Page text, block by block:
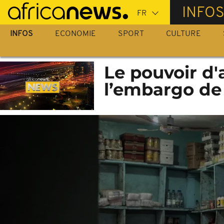
Passer
au
contenu
INFOS
INFOS ECONOMIE SPORT CULTURE
Le pouvoir
l’embargo